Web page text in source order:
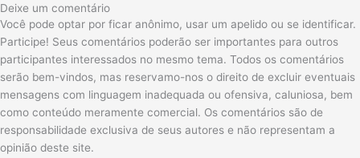
Deixe um comentário
Você pode optar por ficar anônimo, usar um apelido ou se identificar.
Participe! Seus comentários poderão ser importantes para outros
participantes interessados no mesmo tema. Todos os comentários
serão bem-vindos, mas reservamo-nos o direito de excluir eventuais
mensagens com linguagem inadequada ou ofensiva, caluniosa, bem
como conteúdo meramente comercial. Os comentários são de
responsabilidade exclusiva de seus autores e não representam a
opinião deste site.